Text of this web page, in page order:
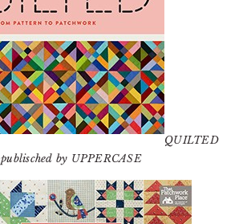
QUILTED
publisched by UPPERCASE